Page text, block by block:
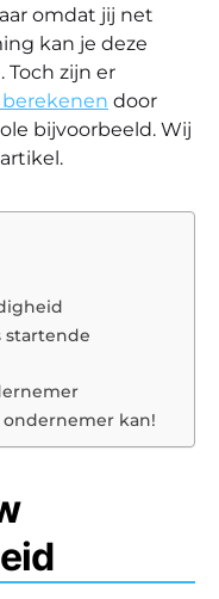
omdat jij net
kan je deze
zijn er
berekenen door
bijvoorbeeld. Wij
startende
ondernemer kan!